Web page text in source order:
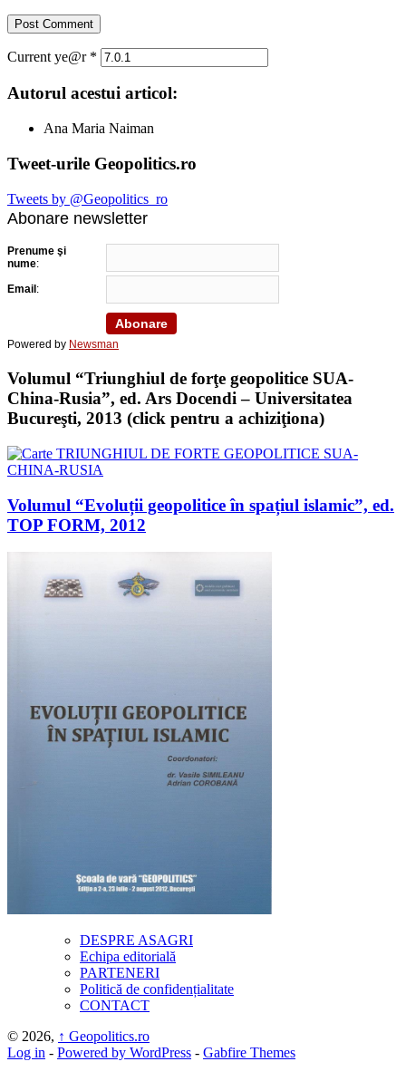
Current ye@r *
Autorul acestui articol:
Ana Maria Naiman
Tweet-urile Geopolitics.ro
Tweets by @Geopolitics_ro
Abonare newsletter
Prenume şi
nume:
Email:
Powered by Newsman
Volumul “Triunghiul de forţe geopolitice SUA-
China-Rusia”, ed. Ars Docendi – Universitatea
Bucureşti, 2013 (click pentru a achiziţiona)
Volumul “Evoluții geopolitice în spațiul islamic”, ed.
TOP FORM, 2012
DESPRE ASAGRI
Echipa editorială
PARTENERI
Politică de confidențialitate
CONTACT
© 2026, ↑ Geopolitics.ro
Log in - Powered by WordPress - Gabfire Themes